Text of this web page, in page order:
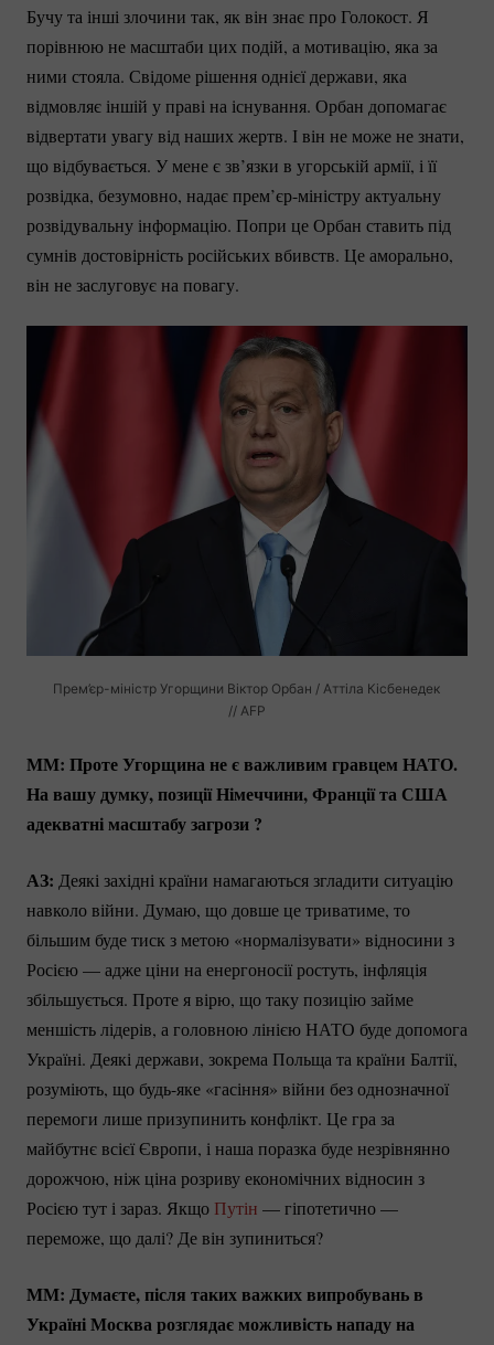
Бучу та інші злочини так, як він знає про Голокост. Я
порівнюю не масштаби цих подій, а мотивацію, яка за
ними стояла. Свідоме рішення однієї держави, яка
відмовляє іншій у праві на існування. Орбан допомагає
відвертати увагу від наших жертв. І він не може не знати,
що відбувається. У мене є зв’язки в угорській армії, і її
розвідка, безумовно, надаєпрем’єр-мініструактуальну
розвідувальну інформацію. Попри це Орбан ставить під
сумнів достовірність російських вбивств. Це аморально,
він не заслуговує на повагу.
Прем’єр-міністр Угорщини Віктор Орбан / Аттіла Кісбенедек
// AFP
ММ: Проте Угорщина не є важливим гравцем НАТО.
На вашу думку, позиції Німеччини, Франції та США
адекватні масштабу загрози ?
АЗ: Деякі західні країни намагаються згладити ситуацію
навколо війни. Думаю, що довше це триватиме, то
більшим буде тиск з метою «нормалізувати» відносини з
Росією — адже ціни на енергоносії ростуть, інфляція
збільшується. Проте я вірю, що таку позицію займе
меншість лідерів, а головною лінією НАТО буде допомога
Україні. Деякі держави, зокрема Польща та країни Балтії,
розуміють, що будь-яке «гасіння» війни без однозначної
перемоги лише призупинить конфлікт. Це гра за
майбутнє всієї Європи, і наша поразка буде незрівнянно
дорожчою, ніж ціна розриву економічних відносин з
Росією тут і зараз. Якщо Путін — гіпотетично —
переможе, що далі? Де він зупиниться?
ММ: Думаєте, після таких важких випробувань в
Україні Москва розглядає можливість нападу на